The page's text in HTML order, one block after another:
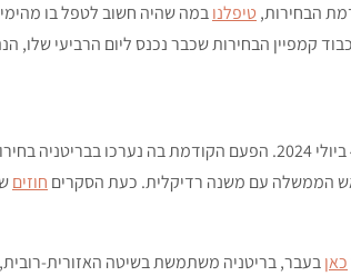
הבחירות,טיפלנובמה שהיה חשוב לטפל בו
קמפיין הבחירות שכבר נכנס ליום הרביעי שלו,
הממשלה עם משנה רדיקלית. כעת הסקרים חוזים
כאן